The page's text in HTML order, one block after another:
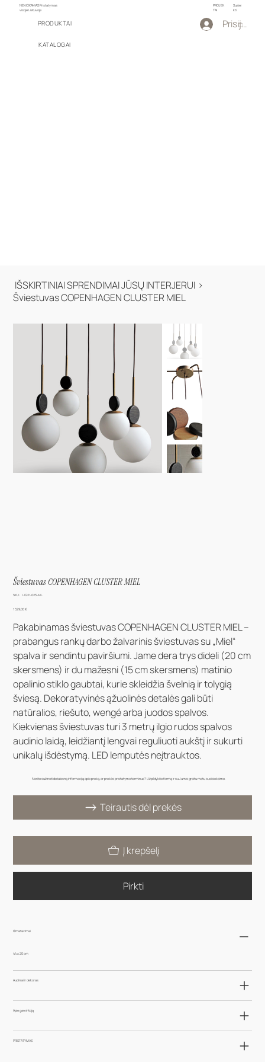
NEMOKAMAS Pristatymas
visoje Lietuvoje
PROJEK
TAI
Susiei
kti
PRODUKTAI
KATALOGAI
Prisijungti
IŠSKIRTINIAI SPRENDIMAI JŪSŲ INTERJERUI >
Šviestuvas COPENHAGEN CLUSTER MIEL
Šviestuvas COPENHAGEN CLUSTER MIEL
SKU:
SKU
025-
LIG21-025-ML
Kaina
1 529,00 €
Pakabinamas šviestuvas COPENHAGEN CLUSTER MIEL –
prabangus rankų darbo žalvarinis šviestuvas su „Miel“
spalva ir sendintu paviršiumi. Jame dera trys dideli (20 cm
skersmens) ir du mažesni (15 cm skersmens) matinio
opalinio stiklo gaubtai, kurie skleidžia švelnią ir tolygią
šviesą. Dekoratyvinės ąžuolinės detalės gali būti
natūralios, riešuto, wengé arba juodos spalvos.
Kiekvienas šviestuvas turi 3 metrų ilgio rudos spalvos
audinio laidą, leidžiantį lengvai reguliuoti aukštį ir sukurti
unikalų išdėstymą. LED lemputės neįtrauktos.
Norite sužinoti detalesnę informaciją apie prekę, ar prekės pristatymo terminus? Užpildykite formą ir su Jumis greitu metu susisieksime.
Teirautis dėl prekės
Į krepšelį
Pirkti
Išmatavimai
44 x 20 cm
Audiniai ir dekoras
Apie gamintoją
PRISTATYMAS